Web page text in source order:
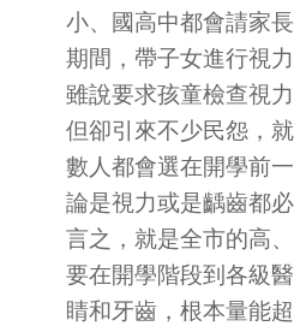
小、國高中都會請家
期間，帶子女進行視
雖說要求孩童檢查視
但卻引來不少民怨，
數人都會選在開學前
論是視力或是齲齒都
言之，就是全市的高
要在開學階段到各級
睛和牙齒，根本量能